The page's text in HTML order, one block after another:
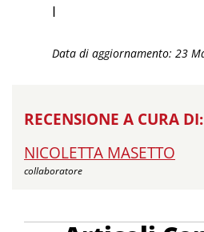
I
Data di aggiornamento: 23
RECENSIONE A CURA DI:
NICOLETTA MASETTO
collaboratore